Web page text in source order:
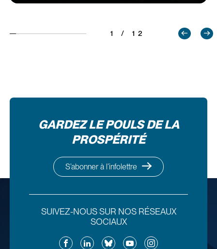
1 / 12
GARDEZ LE POULS DE LA
PROSPÉRITÉ
S’abonner à l’infolettre
SUIVEZ-NOUS SUR NOS RÉSEAUX
SOCIAUX
FacebookLinkedInBlueskyYouTubeInstagram